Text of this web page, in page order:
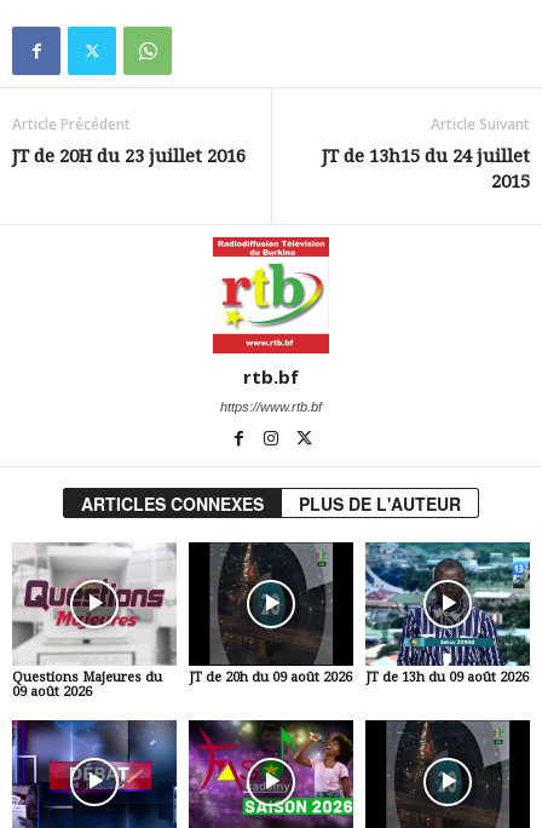
Article Précédent
JT de 20H du 23 juillet 2016
Article Suivant
JT de 13h15 du 24 juillet
2015
rtb.bf
https://www.rtb.bf
ARTICLES CONNEXES PLUS DE L'AUTEUR
Questions Majeures du
09 août 2026
JT de 20h du 09 août 2026 JT de 13h du 09 août 2026